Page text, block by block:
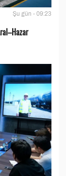
Şu gün - 09:23